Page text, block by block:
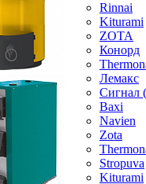
Rinnai
Kiturami
ZOTA
Конорд
Лемакс
Baxi
Navien
Zota
Stropuva
Kiturami